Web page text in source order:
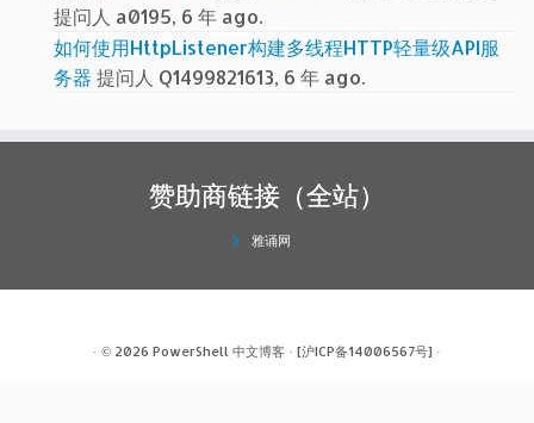
提问人 a0195, 6 年 ago.
如何使用HttpListener构建多线程HTTP轻量级API服
务器 提问人 Q1499821613, 6 年 ago.
赞助商链接（全站）
雅诵网
· © 2026 PowerShell 中文博客 · [沪ICP备14006567号] ·